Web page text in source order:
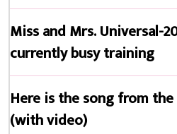
Miss and Mrs. Universal-
currently busy training
Here is the song from the
(with video)